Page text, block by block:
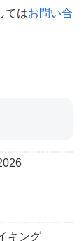
てはお問い合
キング